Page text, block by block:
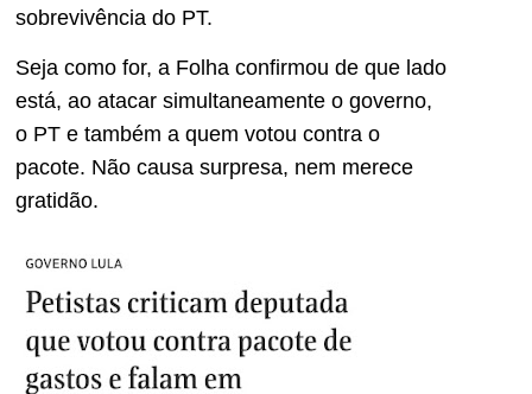
sobrevivência do PT.
Seja como for, a Folha confirmou de que lado
está, ao atacar simultaneamente o governo,
o PT e também a quem votou contra o
pacote. Não causa surpresa, nem merece
gratidão.